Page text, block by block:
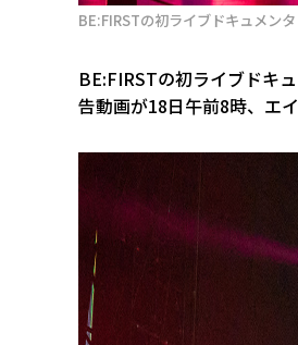
BE:FIRSTの初ライブドキュメン
BE:FIRSTの初ライブドキ
告動画が18日午前8時、エ